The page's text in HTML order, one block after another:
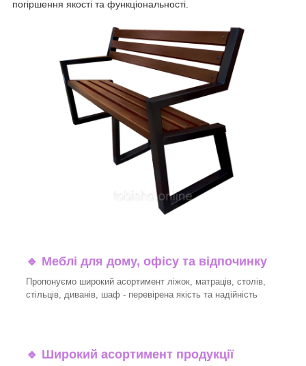
погіршення якості та функціональності.
🔹 Меблі для дому, офісу та відпочинку
Пропонуємо широкий асортимент ліжок, матраців, столів,
стільців, диванів, шаф - перевірена якість та надійність
🔹 Широкий асортимент продукції